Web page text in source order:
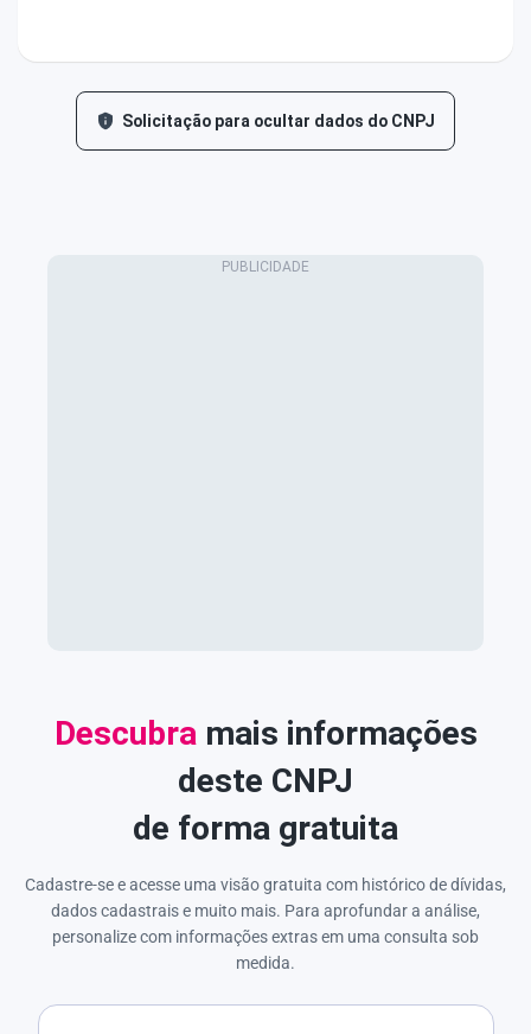
Solicitação para ocultar dados do CNPJ
Descubra mais informações
deste CNPJ
de forma gratuita
Cadastre-se e acesse uma visão gratuita com histórico de dívidas,
dados cadastrais e muito mais. Para aprofundar a análise,
personalize com informações extras em uma consulta sob
medida.